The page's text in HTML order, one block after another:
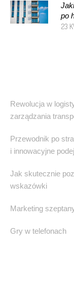
po
23
Rewolucja w
zarządzania
Przewodnik po
i innowacyjne
Jak skutecznie
wskazówki
Marketing
Gry w telefonach